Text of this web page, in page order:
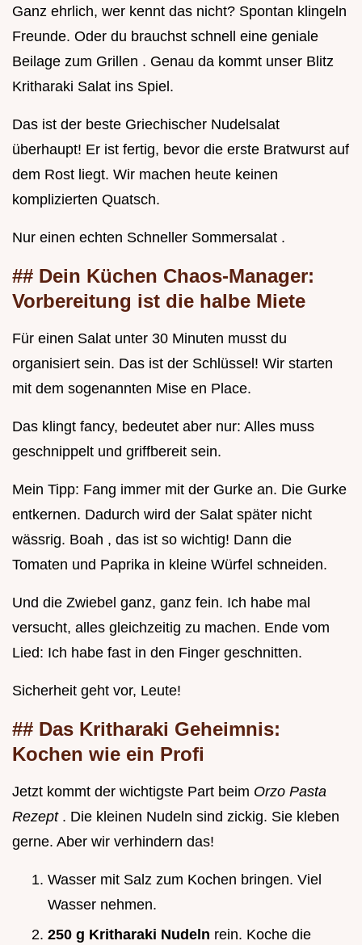
Ganz ehrlich, wer kennt das nicht? Spontan klingeln
Freunde. Oder du brauchst schnell eine geniale
Beilage zum Grillen . Genau da kommt unser Blitz
Kritharaki Salat ins Spiel.
Das ist der beste Griechischer Nudelsalat
überhaupt! Er ist fertig, bevor die erste Bratwurst auf
dem Rost liegt. Wir machen heute keinen
komplizierten Quatsch.
Nur einen echten Schneller Sommersalat .
## Dein Küchen Chaos-Manager:
Vorbereitung ist die halbe Miete
Für einen Salat unter 30 Minuten musst du
organisiert sein. Das ist der Schlüssel! Wir starten
mit dem sogenannten Mise en Place.
Das klingt fancy, bedeutet aber nur: Alles muss
geschnippelt und griffbereit sein.
Mein Tipp: Fang immer mit der Gurke an. Die Gurke
entkernen. Dadurch wird der Salat später nicht
wässrig. Boah , das ist so wichtig! Dann die
Tomaten und Paprika in kleine Würfel schneiden.
Und die Zwiebel ganz, ganz fein. Ich habe mal
versucht, alles gleichzeitig zu machen. Ende vom
Lied: Ich habe fast in den Finger geschnitten.
Sicherheit geht vor, Leute!
## Das Kritharaki Geheimnis:
Kochen wie ein Profi
Jetzt kommt der wichtigste Part beim Orzo Pasta
Rezept . Die kleinen Nudeln sind zickig. Sie kleben
gerne. Aber wir verhindern das!
Wasser mit Salz zum Kochen bringen. Viel
Wasser nehmen.
250 g Kritharaki Nudeln rein. Koche die